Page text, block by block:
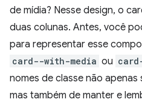
de mídia? Nesse design, o
duas colunas. Antes, você
para representar esse
card--with-media ou
nomes de classe não
mas também de manter e